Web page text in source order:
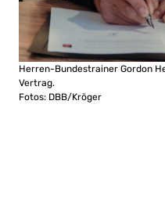
Herren-Bundestrainer Gordon
Vertrag.
Fotos: DBB/Kröger